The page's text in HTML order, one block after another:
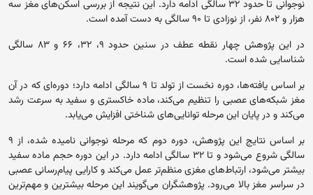
نوجوانی تا حدود ۳۲ سالگی ادامه دارد. این نتیجه از بررسی اسکن‌های مغز سه
هزار و ۸۰۲ نفر، از نوزادی تا ۹۰ سالگی به دست آمده است.
در این پژوهش چهار نقطه عطف در سنین حدود ۹، ۳۲، ۶۶ و ۸۳ سالگی
شناسایی شده است.
بر اساس یافته‌ها، دوره نخست از تولد تا ۹ سالگی ادامه دارد؛ دوره‌ای که در آن
مغز شبکه‌های عصبی را تنظیم می‌کند، ماده خاکستری و سفید به سرعت رشد
می‌کند و در پایان این مرحله توانایی‌های شناختی افزایش می‌یابد.
بر اساس نتایج این پژوهش، دوره دوم که مرحله نوجوانی نامیده شده، از ۹
سالگی شروع می‌شود و تا ۳۲ سالگی ادامه دارد. در این دوره حجم ماده سفید
بیشتر می‌شود، ارتباط‌های مغزی منظم‌تر عمل می‌کند و کارایی پیام‌رسانی عصبی
در سراسر مغز بالا می‌رود. پژوهشگران می‌گویند این مرحله بیشترین و مهم‌ترین